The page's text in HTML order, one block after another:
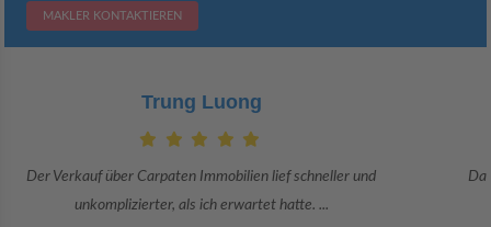
MAKLER KONTAKTIEREN
Claudia Bergrath
Danke an Carpaten Immobilien und besonders an Frau Adriana Sarca.
Sie war viele Monate mehr als ...